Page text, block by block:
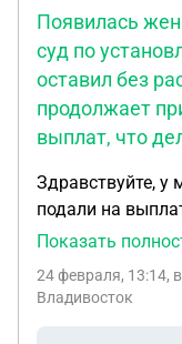
Появилась
суд по
оставил без
продолжает
выплат, что
Здравствуйте, у
подали на
подала иск в суд
продолжает
Показать
24 февраля, 13:14,
Владивосток